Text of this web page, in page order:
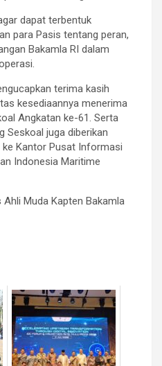
dapat terbentuk
para Pasis tentang peran,
Bakamla RI dalam
terima kasih
kesediaannya menerima
Angkatan ke-61. Serta
Seskoal juga diberikan
Kantor Pusat Informasi
Indonesia Maritime
Muda Kapten Bakamla